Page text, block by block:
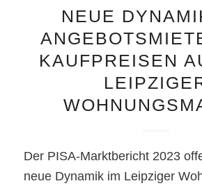
NEUE
KAUFPREISEN
Der PISA-Marktbericht 2023
neue Dynamik im Leipziger